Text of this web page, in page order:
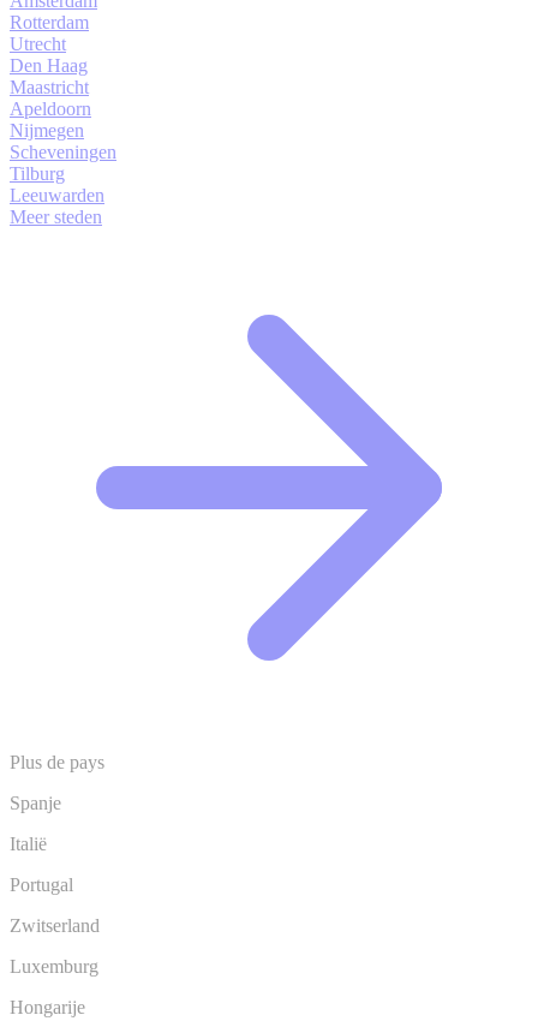
Rotterdam
Utrecht
Den Haag
Maastricht
Apeldoorn
Nijmegen
Scheveningen
Tilburg
Leeuwarden
Meer steden
Plus de pays
Spanje
Italië
Portugal
Zwitserland
Luxemburg
Hongarije